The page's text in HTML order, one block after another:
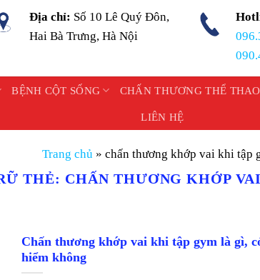
Địa chỉ: Số 10 Lê Quý Đôn,
Hai Bà Trưng, Hà Nội
BỆNH CỘT SỐNG CHẤN THƯƠNG THỂ THAO
LIÊN HỆ
Trang chủ » chấn thương khớp vai khi tập
THẺ: CHẤN THƯƠNG KHỚP
Chấn thương khớp vai khi tập gym là gì,
hiểm không